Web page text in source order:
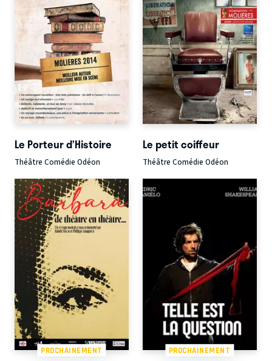
Le Porteur d’Histoire
Théâtre Comédie Odéon
Le petit coiffeur
Théâtre Comédie Odéon
PROCHAINEMENT PROCHAINEMENT